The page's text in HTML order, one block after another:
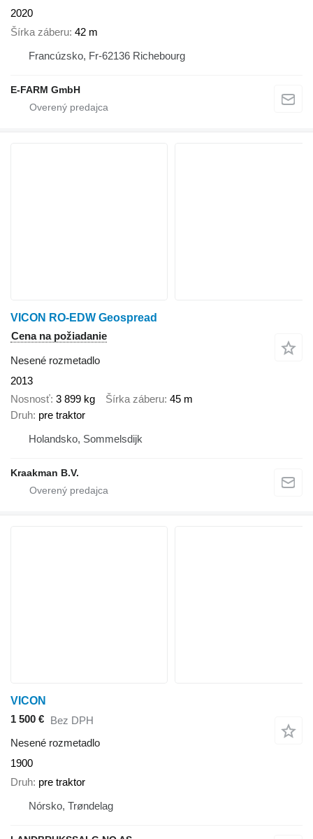
2020
Šírka záberu 42 m
Francúzsko, Fr-62136 Richebourg
E-FARM GmbH
VICON RO-EDW Geospread
Cena na požiadanie
Nesené rozmetadlo
2013
Nosnosť 3 899 kg Šírka záberu 45 m
Druh pre traktor
Holandsko, Sommelsdijk
Kraakman B.V.
VICON
1 500 € Bez DPH
Nesené rozmetadlo
1900
Druh pre traktor
Nórsko, Trøndelag